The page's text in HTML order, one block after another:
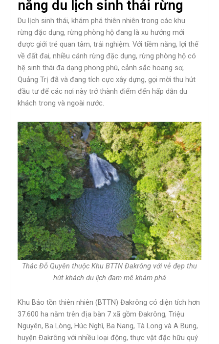
năng du lịch sinh thái rừng
Du lịch sinh thái, khám phá thiên nhiên trong các khu
rừng đặc dụng, rừng phòng hộ đang là xu hướng mới
được giới trẻ quan tâm, trải nghiệm. Với tiềm năng, lợi thế
về đất đai, nhiều cánh rừng đặc dụng, rừng phòng hộ có
hệ sinh thái đa dạng phong phú, cảnh sắc hoang sơ,
Quảng Trị đã và đang tích cực xây dựng, gọi mời thu hút
đầu tư để các nơi này trở thành điểm đến hấp dẫn du
khách trong và ngoài nước.
Thác Đỗ Quyên thuộc Khu BTTN Đakrông với vẻ đẹp thu
hút khách du lịch đam mê khám phá
Khu Bảo tồn thiên nhiên (BTTN) Đakrông có diện tích hơn
37.600 ha nằm trên địa bàn 7 xã gồm Đakrông, Triệu
Nguyên, Ba Lòng, Húc Nghì, Ba Nang, Tà Long và A Bung,
huyện Đakrông với nhiều loại động, thực vật đặc hữu quý